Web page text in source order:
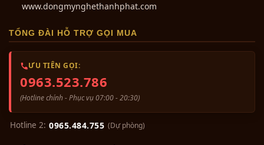
www.dongmynghethanhphat.com
TỔNG ĐÀI HỖ TRỢ GỌI MUA
ƯU TIÊN GỌI:
0963.523.786
(Hotline chính - Phục vụ 07:00 - 20:30)
Hotline 2: 0965.484.755 (Dự phòng)